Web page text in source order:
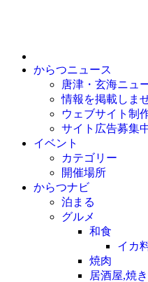
からつニュース
唐津・玄海ニュ
情報を掲載しま
ウェブサイト制
サイト広告募集
イベント
カテゴリー
開催場所
からつナビ
泊まる
グルメ
和食
イカ
焼肉
居酒屋,焼